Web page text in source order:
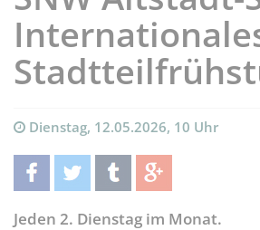
Dienstag, 12.05.2026, 10 Uhr
teilentwittern teilen teilen
Jeden 2. Dienstag im Monat.